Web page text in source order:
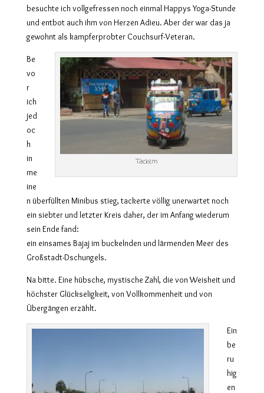
besuchte ich vollgefressen noch einmal Happys Yoga-Stunde
und entbot auch ihm von Herzen Adieu. Aber der war das ja
gewohnt als kampferprobter Couchsurf-Veteran.
Tackern
Be
vo
r
ich
jed
oc
h
in
me
ine
n überfüllten Minibus stieg, tackerte völlig unerwartet noch
ein siebter und letzter Kreis daher, der im Anfang wiederum
sein Ende fand:
ein einsames Bajaj im buckelnden und lärmenden Meer des
Großstadt-Dschungels.
Na bitte. Eine hübsche, mystische Zahl, die von Weisheit und
höchster Glückseligkeit, von Vollkommenheit und von
Übergängen erzählt.
Ein
be
ru
hig
en